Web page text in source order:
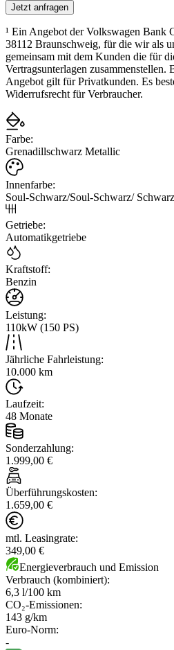
Jetzt anfragen
¹ Ein Angebot der Volkswagen Bank
38112 Braunschweig, für die wir als
gemeinsam mit dem Kunden die für
Vertragsunterlagen zusammenstellen.
Angebot gilt für Privatkunden. Es
Widerrufsrecht für Verbraucher.
Farbe:
Grenadillschwarz Metallic
Innenfarbe:
Soul-Schwarz/Soul-Schwarz/ Schwarz
Getriebe:
Automatikgetriebe
Kraftstoff:
Benzin
Leistung:
110kW (150 PS)
Jährliche Fahrleistung:
10.000 km
Laufzeit:
48 Monate
Sonderzahlung:
1.999,00 €
Überführungskosten:
1.659,00 €
mtl. Leasingrate:
349,00 €
Energieverbrauch und Emission
Verbrauch (kombiniert):
6,3 l/100 km
CO₂-Emissionen:
143 g/km
Euro-Norm:
-